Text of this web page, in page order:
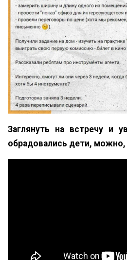
Заглянуть на встречу и
обрадовались дети,